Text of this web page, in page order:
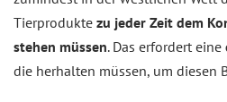
Tierprodukte zu jeder Zeit dem
stehen müssen. Das erfordert eine
die herhalten müssen, um diesen